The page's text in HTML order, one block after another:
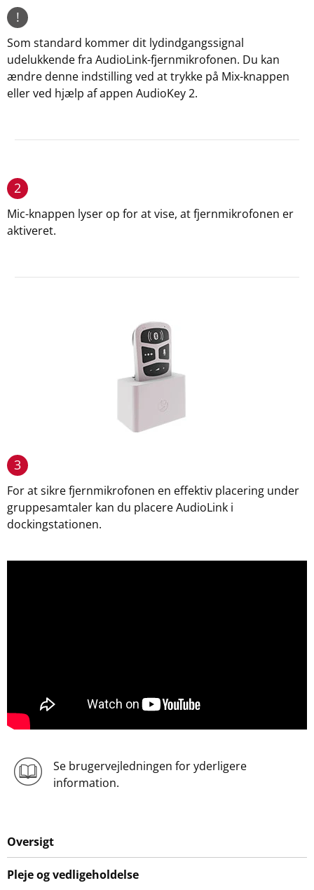
!
Som standard kommer dit lydindgangssignal
udelukkende fra AudioLink-fjernmikrofonen. Du kan
ændre denne indstilling ved at trykke på Mix-knappen
eller ved hjælp af appen AudioKey 2.
2
Mic-knappen lyser op for at vise, at fjernmikrofonen er
aktiveret.
3
For at sikre fjernmikrofonen en effektiv placering under
gruppesamtaler kan du placere AudioLink i
dockingstationen.
Se brugervejledningen for yderligere
information.
Oversigt
Pleje og vedligeholdelse